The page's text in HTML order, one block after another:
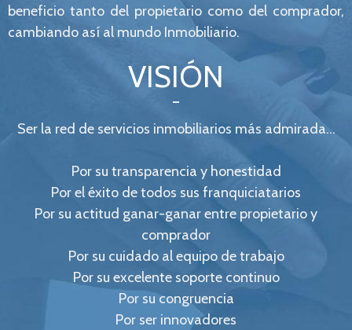
beneficio tanto del propietario como del comprador,
cambiando así al mundo Inmobiliario.
VISIÓN
Ser la red de servicios inmobiliarios más admirada…
Por su transparencia y honestidad
Por el éxito de todos sus franquiciatarios
Por su actitud ganar-ganar entre propietario y
comprador
Por su cuidado al equipo de trabajo
Por su excelente soporte continuo
Por su congruencia
Por ser innovadores